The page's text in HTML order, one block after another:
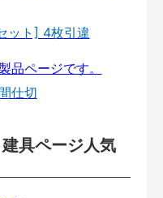
ット] 4枚引違
仕切
具ページ人気